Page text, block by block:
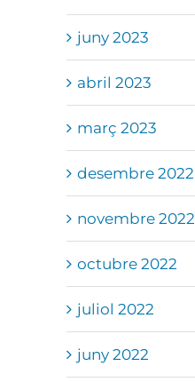
juny 2023
abril 2023
març 2023
desembre 2022
novembre 2022
octubre 2022
juliol 2022
juny 2022